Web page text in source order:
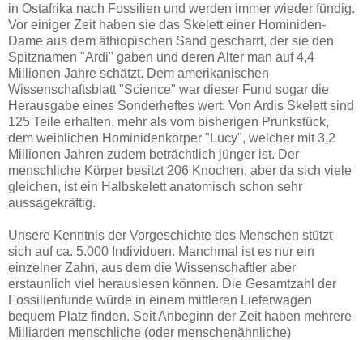
in Ostafrika nach Fossilien und werden immer wieder fündig.
Vor einiger Zeit haben sie das Skelett einer Hominiden-
Dame aus dem äthiopischen Sand gescharrt, der sie den
Spitznamen "Ardi" gaben und deren Alter man auf 4,4
Millionen Jahre schätzt. Dem amerikanischen
Wissenschaftsblatt "Science" war dieser Fund sogar die
Herausgabe eines Sonderheftes wert. Von Ardis Skelett sind
125 Teile erhalten, mehr als vom bisherigen Prunkstück,
dem weiblichen Hominidenkörper "Lucy", welcher mit 3,2
Millionen Jahren zudem beträchtlich jünger ist. Der
menschliche Körper besitzt 206 Knochen, aber da sich viele
gleichen, ist ein Halbskelett anatomisch schon sehr
aussagekräftig.
Unsere Kenntnis der Vorgeschichte des Menschen stützt
sich auf ca. 5.000 Individuen. Manchmal ist es nur ein
einzelner Zahn, aus dem die Wissenschaftler aber
erstaunlich viel herauslesen können. Die Gesamtzahl der
Fossilienfunde würde in einem mittleren Lieferwagen
bequem Platz finden. Seit Anbeginn der Zeit haben mehrere
Milliarden menschliche (oder menschenähnliche)